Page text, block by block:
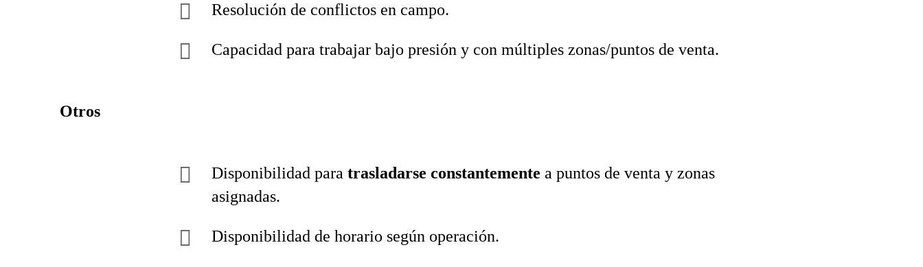
Resolución de conflictos en campo.
Capacidad para trabajar bajo presión y con múltiples zonas/puntos de venta.
Otros
Disponibilidad para trasladarse constantemente a puntos de venta y zonas
asignadas.
Disponibilidad de horario según operación.